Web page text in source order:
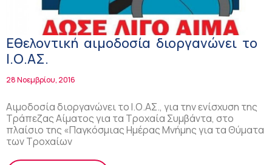
Εθελοντική αιμοδοσία διοργανώνει το
Ι.Ο.ΑΣ.
28 Νοεμβρίου, 2016
Αιμοδοσία διοργανώνει το Ι.Ο.ΑΣ., για την ενίσχυση της
Τράπεζας Αίματος για τα Τροχαία Συμβάντα, στο
πλαίσιο της «Παγκόσμιας Ημέρας Μνήμης για τα Θύματα
των Τροχαίων